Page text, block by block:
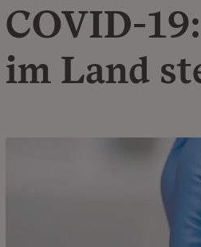
COVID-
im Land